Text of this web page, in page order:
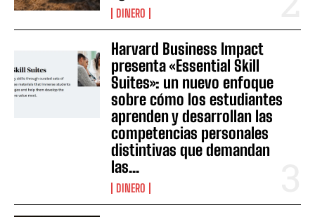
DINERO
Harvard Business Impact
presenta «Essential Skill
Suites»: un nuevo enfoque
sobre cómo los estudiantes
aprenden y desarrollan las
competencias personales
distintivas que demandan
las...
DINERO